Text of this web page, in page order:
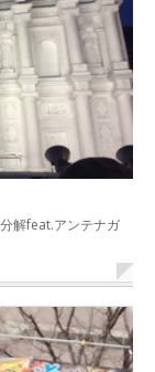
解feat.アンテナガ